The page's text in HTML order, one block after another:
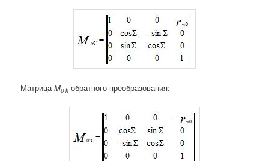
МатрицаM0′k обратного преобразования: